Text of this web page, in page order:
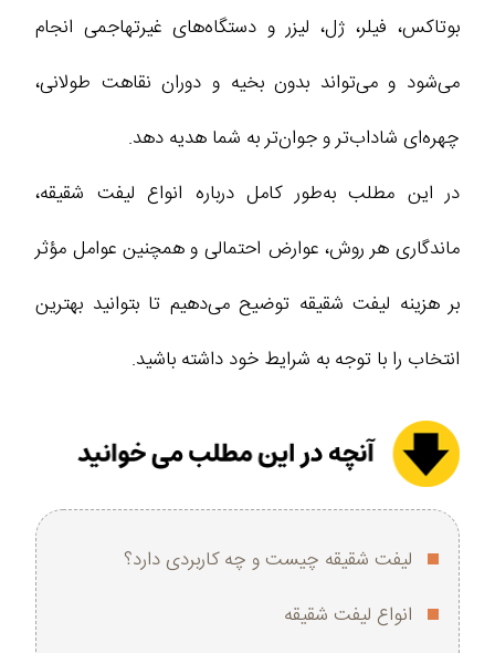
بوتاکس، فیلر، ژل، لیزر و دستگاه‌های غیرتهاجمی انجام
می‌شود و می‌تواند بدون بخیه و دوران نقاهت طولانی،
چهره‌ای شاداب‌تر و جوان‌تر به شما هدیه دهد.
در این مطلب به‌طور کامل درباره انواع لیفت شقیقه،
ماندگاری هر روش، عوارض احتمالی و همچنین عوامل مؤثر
بر هزینه لیفت شقیقه توضیح می‌دهیم تا بتوانید بهترین
انتخاب را با توجه به شرایط خود داشته باشید.
لیفت شقیقه چیست و چه کاربردی دارد؟
انواع لیفت شقیقه